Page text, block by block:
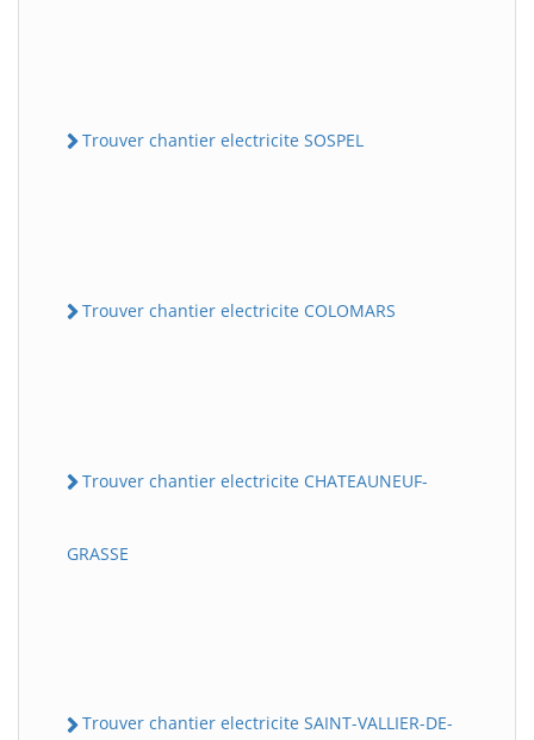
Trouver chantier electricite SOSPEL
Trouver chantier electricite COLOMARS
Trouver chantier electricite CHATEAUNEUF-
GRASSE
Trouver chantier electricite SAINT-VALLIER-DE-